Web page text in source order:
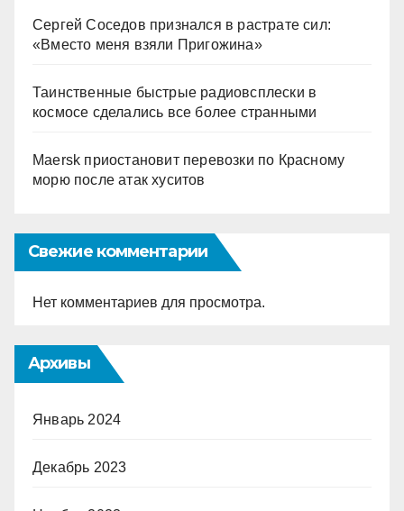
Сергей Соседов признался в растрате сил:
«Вместо меня взяли Пригожина»
Таинственные быстрые радиовсплески в
космосе сделались все более странными
Maersk приостановит перевозки по Красному
морю после атак хуситов
Свежие комментарии
Нет комментариев для просмотра.
Архивы
Январь 2024
Декабрь 2023